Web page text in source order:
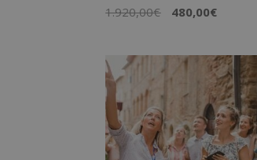
1.920,00€
El
era:
1.920,00€.
480,00€El
es:
480,00€.